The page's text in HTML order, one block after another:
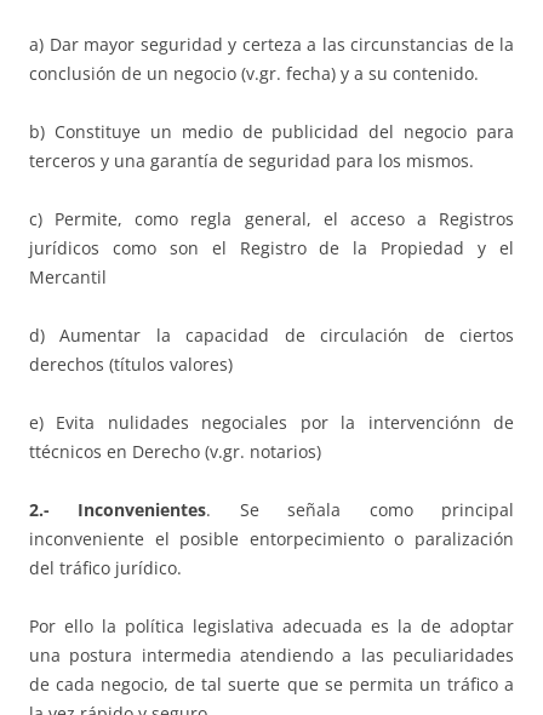
a) Dar mayor seguridad y certeza a las circunstancias de la
conclusión de un negocio (v.gr. fecha) y a su contenido.
b) Constituye un medio de publicidad del negocio para
terceros y una garantía de seguridad para los mismos.
c) Permite, como regla general, el acceso a Registros
jurídicos como son el Registro de la Propiedad y el
Mercantil
d) Aumentar la capacidad de circulación de ciertos
derechos (títulos valores)
e) Evita nulidades negociales por la intervenciónn de
ttécnicos en Derecho (v.gr. notarios)
2.- Inconvenientes. Se señala como principal
inconveniente el posible entorpecimiento o paralización
del tráfico jurídico.
Por ello la política legislativa adecuada es la de adoptar
una postura intermedia atendiendo a las peculiaridades
de cada negocio, de tal suerte que se permita un tráfico a